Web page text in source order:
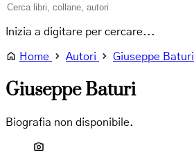
Inizia a digitare per cercare...
Home Autori Giuseppe Baturi
Giuseppe Baturi
Biografia non disponibile.